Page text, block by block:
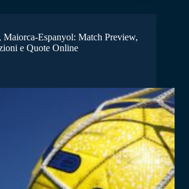
Espanyol: Match Preview,
e Quote Online